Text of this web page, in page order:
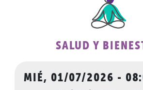
SALUD Y
MIÉ, 01/07/2026 -